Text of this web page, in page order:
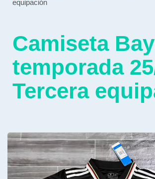
equipación
Camiseta
temporada
Tercera